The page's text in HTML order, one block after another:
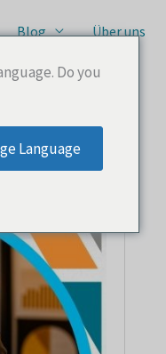
Blog Über uns
Do you
Language